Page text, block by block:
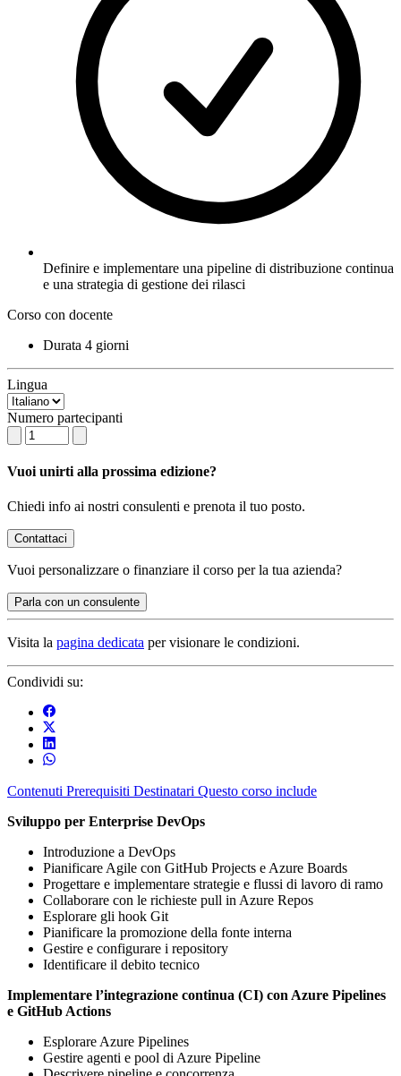
Definire e implementare una pipeline di distribuzione continua
e una strategia di gestione dei rilasci
Corso con docente
Durata 4 giorni
Lingua
Numero partecipanti
Vuoi unirti alla prossima edizione?
Chiedi info ai nostri consulenti e prenota il tuo posto.
Contattaci
Vuoi personalizzare o finanziare il corso per la tua azienda?
Parla con un consulente
Visita la pagina dedicata per visionare le condizioni.
Condividi su:
Contenuti Prerequisiti Destinatari Questo corso include
Sviluppo per Enterprise DevOps
Introduzione a DevOps
Pianificare Agile con GitHub Projects e Azure Boards
Progettare e implementare strategie e flussi di lavoro di ramo
Collaborare con le richieste pull in Azure Repos
Esplorare gli hook Git
Pianificare la promozione della fonte interna
Gestire e configurare i repository
Identificare il debito tecnico
Implementare l’integrazione continua (CI) con Azure Pipelines
e GitHub Actions
Esplorare Azure Pipelines
Gestire agenti e pool di Azure Pipeline